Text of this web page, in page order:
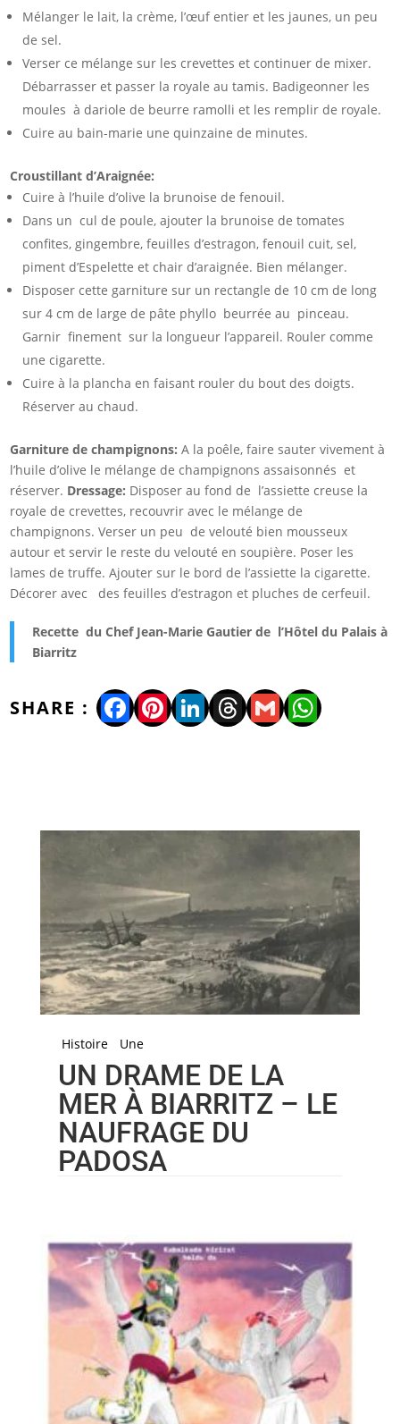
Mélanger le lait, la crème, l’œuf entier et les jaunes, un peu
de sel.
Verser ce mélange sur les crevettes et continuer de mixer.
Débarrasser et passer la royale au tamis. Badigeonner les
moules à dariole de beurre ramolli et les remplir de royale.
Cuire au bain-marie une quinzaine de minutes.
Croustillant d’Araignée:
Cuire à l’huile d’olive la brunoise de fenouil.
Dans un cul de poule, ajouter la brunoise de tomates
confites, gingembre, feuilles d’estragon, fenouil cuit, sel,
piment d’Espelette et chair d’araignée. Bien mélanger.
Disposer cette garniture sur un rectangle de 10 cm de long
sur 4 cm de large de pâte phyllo beurrée au pinceau.
Garnir finement sur la longueur l’appareil. Rouler comme
une cigarette.
Cuire à la plancha en faisant rouler du bout des doigts.
Réserver au chaud.
Garniture de champignons: A la poêle, faire sauter vivement à
l’huile d’olive le mélange de champignons assaisonnés et
réserver. Dressage: Disposer au fond de l’assiette creuse la
royale de crevettes, recouvrir avec le mélange de
champignons. Verser un peu de velouté bien mousseux
autour et servir le reste du velouté en soupière. Poser les
lames de truffe. Ajouter sur le bord de l’assiette la cigarette.
Décorer avec des feuilles d’estragon et pluches de cerfeuil.
Recette du Chef Jean-Marie Gautier de l’Hôtel du Palais à
Biarritz
Facebook
Pinterest
LinkedIn
Threads
Gmail
Histoire Une
UN DRAME DE LA
MER À BIARRITZ – LE
NAUFRAGE DU
PADOSA